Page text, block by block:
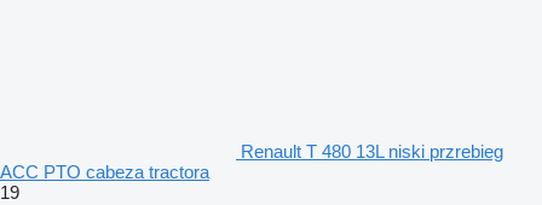
Renault T 480 13L niski przrebieg
ACC PTO cabeza tractora
19